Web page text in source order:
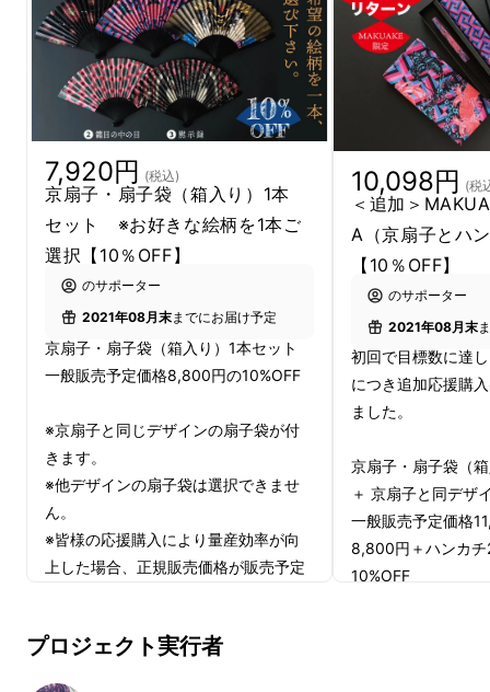
昨今、和装に革ベルトやハイテクスニーカーを
合わせるなど、和と洋をミックスさせた日常ア
イテムとして取り入れる人達が増えています。
そんな中、扇子も決して和にとどまることな
く、Tシャツと同じように己のパーソナルアイ
デンティティーを表す重要なアイテムとなり得
るのでは、と考えました。
もちろん、折りたためばコンパクトになり、電
気や電池も使わないので究極のエコ商品
（SDGs商品）ともなり得ます。
7,920円 (税込)
京扇子・扇子袋（箱入り）1本
セット ※お好きな絵柄を1本ご
選択【10％OFF】
のサポーター
2021年08月末までにお届け予定
京扇子・扇子袋（箱入り）1本セット
一般販売予定価格8,800円の10%OFF
※京扇子と同じデザインの扇子袋が付
きます。
※他デザインの扇子袋は選択できませ
ん。
※皆様の応援購入により量産効率が向
上した場合、正規販売価格が販売予定
ございます。ご了承ください。
10,098円 (税
＜追加＞
A（京扇子とハ
【10％OFF】
のサポーター
2021年08月末
初回で目標数に達
につき追加応援購
ました。
京扇子・扇子袋（
＋ 京扇子と同デザ
一般販売予定価格
8,800円＋ハンカ
10%OFF
プロジェクト実行者